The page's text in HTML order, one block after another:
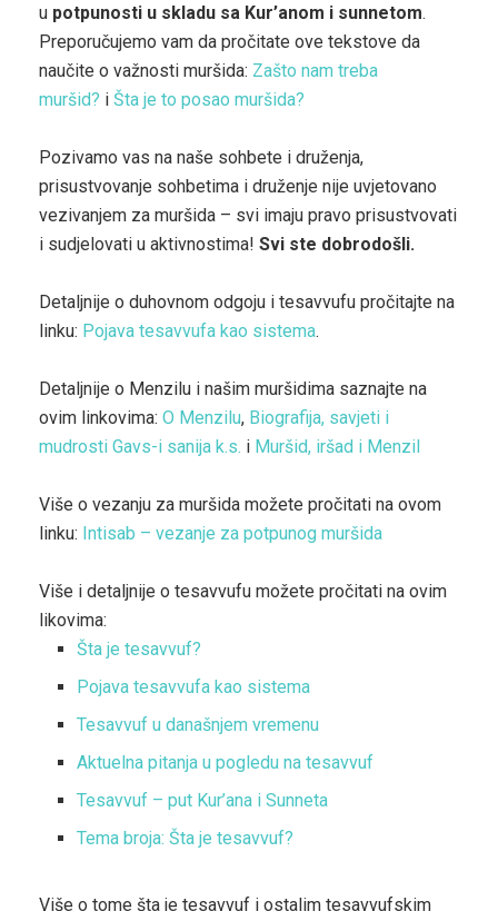
u potpunosti u skladu sa Kur’anom i sunnetom.
Preporučujemo vam da pročitate ove tekstove da
naučite o važnosti muršida: Zašto nam treba
muršid? i Šta je to posao muršida?
Pozivamo vas na naše sohbete i druženja,
prisustvovanje sohbetima i druženje nije uvjetovano
vezivanjem za muršida – svi imaju pravo prisustvovati
i sudjelovati u aktivnostima! Svi ste dobrodošli.
Detaljnije o duhovnom odgoju i tesavvufu pročitajte na
linku: Pojava tesavvufa kao sistema.
Detaljnije o Menzilu i našim muršidima saznajte na
ovim linkovima: O Menzilu, Biografija, savjeti i
mudrosti Gavs-i sanija k.s. i Muršid, iršad i Menzil
Više o vezanju za muršida možete pročitati na ovom
linku: Intisab – vezanje za potpunog muršida
Više i detaljnije o tesavvufu možete pročitati na ovim
likovima:
Šta je tesavvuf?
Pojava tesavvufa kao sistema
Tesavvuf u današnjem vremenu
Aktuelna pitanja u pogledu na tesavvuf
Tesavvuf – put Kur’ana i Sunneta
Tema broja: Šta je tesavvuf?
Više o tome šta je tesavvuf i ostalim tesavvufskim